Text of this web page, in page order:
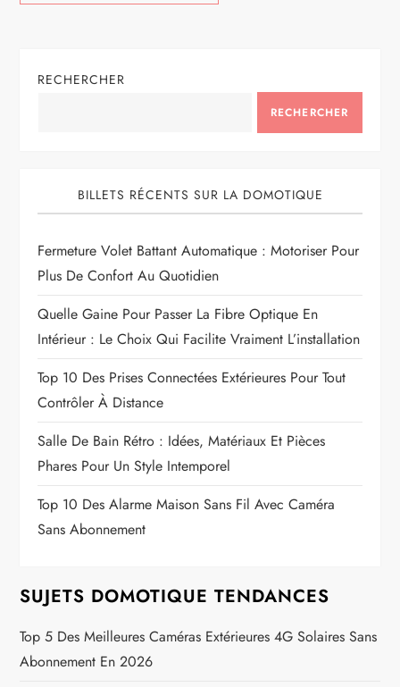
RECHERCHER
RECHERCHER
BILLETS RÉCENTS SUR LA DOMOTIQUE
Fermeture Volet Battant Automatique : Motoriser Pour
Plus De Confort Au Quotidien
Quelle Gaine Pour Passer La Fibre Optique En
Intérieur : Le Choix Qui Facilite Vraiment L’installation
Top 10 Des Prises Connectées Extérieures Pour Tout
Contrôler À Distance
Salle De Bain Rétro : Idées, Matériaux Et Pièces
Phares Pour Un Style Intemporel
Top 10 Des Alarme Maison Sans Fil Avec Caméra
Sans Abonnement
SUJETS DOMOTIQUE TENDANCES
Top 5 Des Meilleures Caméras Extérieures 4G Solaires Sans
Abonnement En 2026